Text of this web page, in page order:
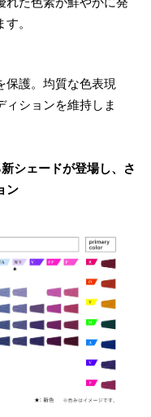
。
保護。均質な色表現
ィションを維持しま
シェードが登場し、さ
ン